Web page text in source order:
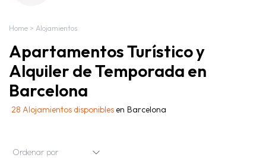
Home > Alojamientos
Apartamentos Turístico y
Alquiler de Temporada en
Barcelona
28 Alojamientos disponibles en Barcelona
Ordenar por